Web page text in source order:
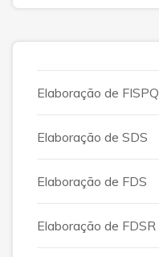
Elaboração de FISPQ
Elaboração de SDS
Elaboração de FDS
Elaboração de FDSR